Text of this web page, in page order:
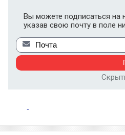
Вы можете подписаться на
указав свою почту в поле